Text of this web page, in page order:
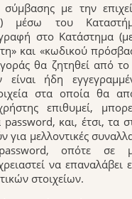
με την
μέσω του
στο Κατάστημα
και «κωδικού
θα ζητηθεί από
είναι ήδη
στα οποία θα
επιθυμεί,
και, έτσι, τα
μελλοντικές
οπότε σε
να επαναλάβει
στοιχείων.